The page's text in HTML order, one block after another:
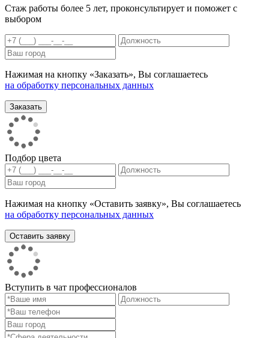
Стаж работы более 5 лет, проконсультирует и поможет с
выбором
Нажимая на кнопку «Заказать», Вы соглашаетесь
на обработку персональных данных
Подбор цвета
Нажимая на кнопку «Оставить заявку», Вы соглашаетесь
на обработку персональных данных
Вступить в чат профессионалов